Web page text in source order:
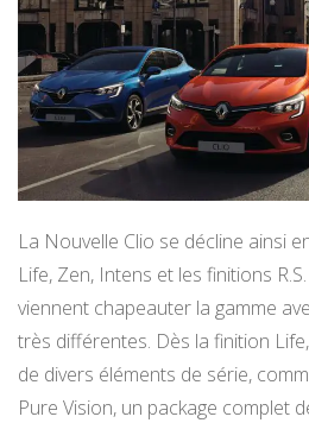
La Nouvelle Clio se décline ainsi
Life, Zen, Intens et les finitions
viennent chapeauter la gamme
très différentes. Dès la finition
de divers éléments de série,
Pure Vision, un package complet